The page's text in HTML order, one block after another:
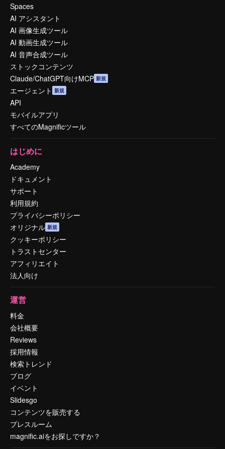
Spaces
AI アシスタント
AI 画像生成ツール
AI 動画生成ツール
AI 音声合成ツール
ストックコンテンツ
Claude/ChatGPT向けMCP 新規
エージェント 新規
API
モバイルアプリ
すべてのMagnificツール
はじめに
Academy
ドキュメント
サポート
利用規約
プライバシーポリシー
オリジナル 新規
クッキーポリシー
トラストセンター
アフィリエイト
法人向け
運営
料金
会社概要
Reviews
採用情報
検索トレンド
ブログ
イベント
Slidesgo
コンテンツを販売する
プレスルーム
magnific.aiをお探しですか？